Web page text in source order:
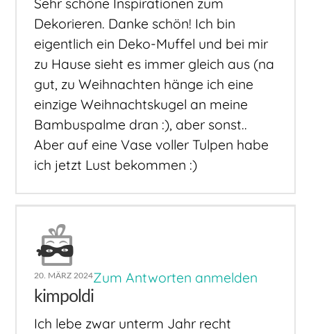
Dekorieren. Danke schön! Ich bin
eigentlich ein Deko-Muffel und bei mir
zu Hause sieht es immer gleich aus (na
gut, zu Weihnachten hänge ich eine
einzige Weihnachtskugel an meine
Bambuspalme dran :), aber sonst..
Aber auf eine Vase voller Tulpen habe
ich jetzt Lust bekommen :)
20. MÄRZ 2024Zum Antworten anmelden
kimpoldi
Ich lebe zwar unterm Jahr recht